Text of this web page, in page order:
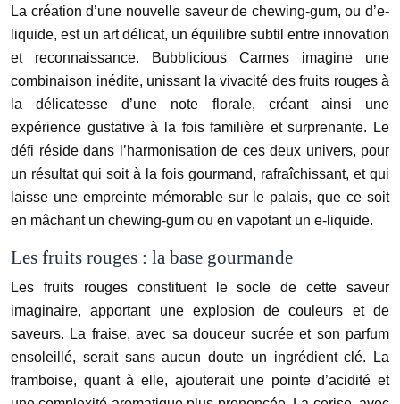
La création d’une nouvelle saveur de chewing-gum, ou d’e-
liquide, est un art délicat, un équilibre subtil entre innovation
et reconnaissance. Bubblicious Carmes imagine une
combinaison inédite, unissant la vivacité des fruits rouges à
la délicatesse d’une note florale, créant ainsi une
expérience gustative à la fois familière et surprenante. Le
défi réside dans l’harmonisation de ces deux univers, pour
un résultat qui soit à la fois gourmand, rafraîchissant, et qui
laisse une empreinte mémorable sur le palais, que ce soit
en mâchant un chewing-gum ou en vapotant un e-liquide.
Les fruits rouges : la base gourmande
Les fruits rouges constituent le socle de cette saveur
imaginaire, apportant une explosion de couleurs et de
saveurs. La fraise, avec sa douceur sucrée et son parfum
ensoleillé, serait sans aucun doute un ingrédient clé. La
framboise, quant à elle, ajouterait une pointe d’acidité et